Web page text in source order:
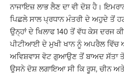
ਨਾਜਾਇਜ਼ ਲਾਭ ਲੈਣ ਦਾ ਵੀ ਦੋਸ਼ ਹੈ।
ਪਿਛਲੇ ਸਾਲ ਪ੍ਰਧਾਨ ਮੰਤਰੀ ਦੇ ਅਹੁਦੇ ਤੋਂ
ਉਨ੍ਹਾਂ ਦੇ ਖਿਲਾਫ 140 ਤੋਂ ਵੱਧ ਕੇਸ ਦਰਜ
ਪੀਟੀਆਈ ਦੇ ਮੁਖੀ ਖਾਨ ਨੂੰ ਅਪਰੈਲ ਵਿੱਚ
ਅਵਿਸ਼ਵਾਸ ਵੋਟ ਗੁਆਉਣ ਤੋਂ ਬਾਅਦ ਸੱਤਾ ਤੋਂ
ਉਸਨੇ ਦੋਸ਼ ਲਗਾਇਆ ਸੀ ਕਿ ਰੂਸ, ਚੀਨ